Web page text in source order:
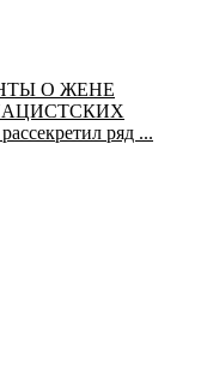
О ЖЕНЕ
ряд ...